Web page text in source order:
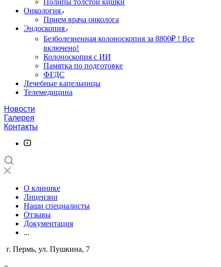
Полипы толстой кишки
Онкология
Прием врача онколога
Эндоскопия
Безболезненная колоноскопия за 8800₽ ! Все
включено!
Колоноскопия с ИИ
Памятка по подготовке
ФГДС
Лечебные капельницы
Телемедицина
Новости
Галерея
Контакты
О клинике
Лицензии
Наши специалисты
Отзывы
Документация
...
г. Пермь, ул. Пушкина, 7